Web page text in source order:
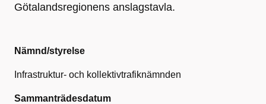
Götalandsregionens anslagstavla.
Nämnd/styrelse
Infrastruktur- och kollektivtrafiknämnden
Sammanträdesdatum